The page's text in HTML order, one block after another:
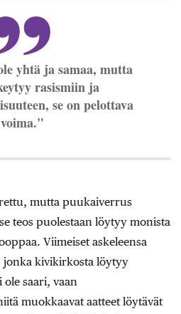
yhtä ja samaa, mutta
rasismiin ja
se on pelottava
voima."
mutta puukaiverrus
teos puolestaan löytyy monista
Viimeiset askeleensa
jonka kivikirkosta löytyy
ole saari, vaan
muokkaavat aatteet löytävät